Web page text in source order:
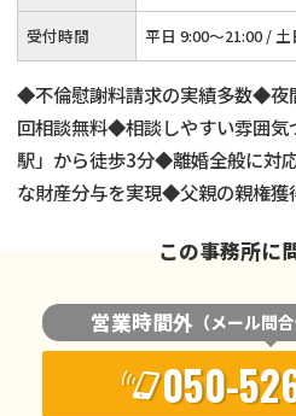
受付時間 平日 9:00～21:00 /
◆不倫慰謝料請求の実績多数◆夜
回相談無料◆相談しやすい雰囲
駅」から徒歩3分◆離婚全般に対
な財産分与を実現◆父親の親権獲
この事務所に
営業時間外 （メール問
050-